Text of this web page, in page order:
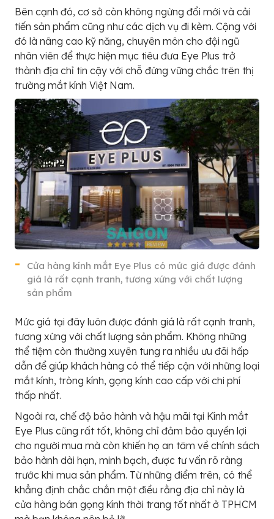
Bên cạnh đó, cơ sở còn không ngừng đổi mới và cải
tiến sản phẩm cũng như các dịch vụ đi kèm. Cộng với
đó là nâng cao kỹ năng, chuyên môn cho đội ngũ
nhân viên để thực hiện mục tiêu đưa Eye Plus trở
thành địa chỉ tin cậy với chỗ đứng vững chắc trên thị
trường mắt kính Việt Nam.
Cửa hàng kính mắt Eye Plus có mức giá được đánh
giá là rất cạnh tranh, tương xứng với chất lượng
sản phẩm
Mức giá tại đây luôn được đánh giá là rất cạnh tranh,
tương xứng với chất lượng sản phẩm. Không những
thể tiệm còn thường xuyên tung ra nhiều ưu đãi hấp
dẫn để giúp khách hàng có thể tiếp cận với những loại
mắt kính, tròng kính, gọng kính cao cấp với chi phí
thấp nhất.
Ngoài ra, chế độ bảo hành và hậu mãi tại Kính mắt
Eye Plus cũng rất tốt, không chỉ đảm bảo quyền lợi
cho người mua mà còn khiến họ an tâm về chính sách
bảo hành dài hạn, minh bạch, được tư vấn rõ ràng
trước khi mua sản phẩm. Từ những điểm trên, có thể
khẳng định chắc chắn một điều rằng địa chỉ này là
cửa hàng bán gọng kính thời trang tốt nhất ở TPHCM